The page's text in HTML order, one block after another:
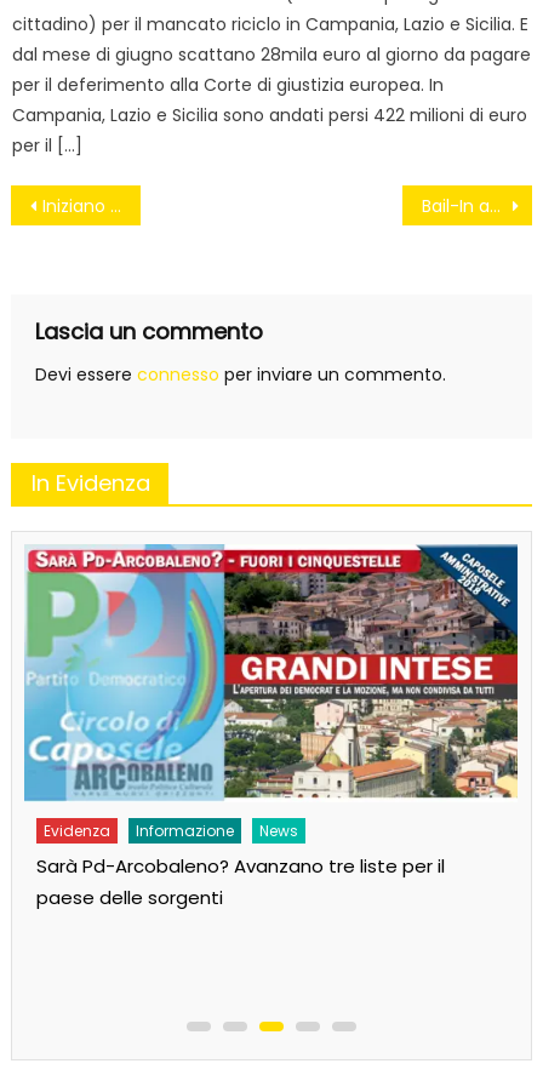
cittadino) per il mancato riciclo in Campania, Lazio e Sicilia. E
dal mese di giugno scattano 28mila euro al giorno da pagare
per il deferimento alla Corte di giustizia europea. In
Campania, Lazio e Sicilia sono andati persi 422 milioni di euro
per il […]
Navigazione
Iniziano i lavori della strada con i soldi restitituiti dal M5S Bail-In approvato in Comm. Finanze. Italia come Cipro: se la banca fallisce paghi tu
Lascia un commento
Devi essere connesso per inviare un commento.
In Evidenza
Evidenza Informazione News
Sarà Pd-Arcobaleno? Avanzano tre liste per il
paese delle sorgenti